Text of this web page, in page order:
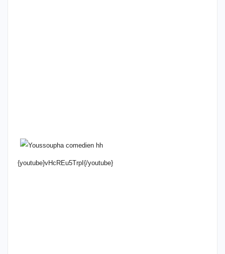
{youtube}vHcREu5TrpI{/youtube}